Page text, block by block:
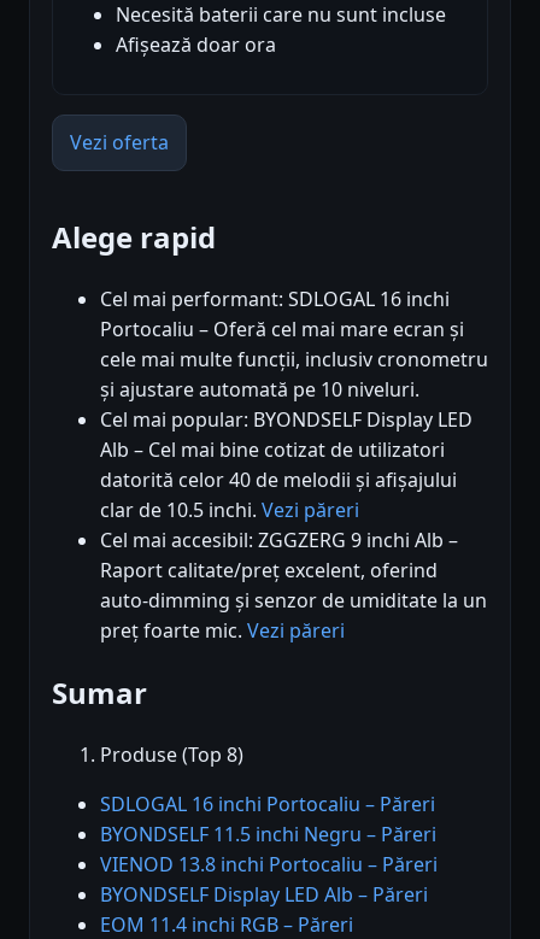
Necesită baterii care nu sunt incluse
Afișează doar ora
Vezi oferta
Alege rapid
Cel mai performant: SDLOGAL 16 inchi
Portocaliu – Oferă cel mai mare ecran și
cele mai multe funcții, inclusiv cronometru
și ajustare automată pe 10 niveluri.
Cel mai popular: BYONDSELF Display LED
Alb – Cel mai bine cotizat de utilizatori
datorită celor 40 de melodii și afișajului
clar de 10.5 inchi. Vezi păreri
Cel mai accesibil: ZGGZERG 9 inchi Alb –
Raport calitate/preț excelent, oferind
auto-dimming și senzor de umiditate la un
preț foarte mic. Vezi păreri
Sumar
Produse (Top 8)
SDLOGAL 16 inchi Portocaliu – Păreri
BYONDSELF 11.5 inchi Negru – Păreri
VIENOD 13.8 inchi Portocaliu – Păreri
BYONDSELF Display LED Alb – Păreri
EOM 11.4 inchi RGB – Păreri